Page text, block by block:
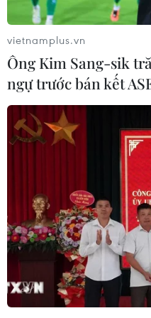
Lớp học ca trù miễn phí
lan tỏa giá trị di sản
15/07/2026 03:45
Gala Tổ quốc bình yên
ca nghệ thuật về lực
12/07/2026 15:21
Hàng nghìn người
hội "Eo Gió - Vũ điệu
11/07/2026 15:41
vietnamplus.vn
Ông Kim Sang-sik
ngự trước bán kết